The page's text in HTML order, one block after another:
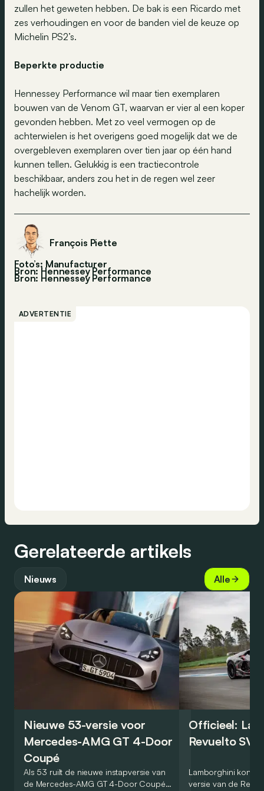
zullen het geweten hebben. De bak is een Ricardo met
zes verhoudingen en voor de banden viel de keuze op
Michelin PS2’s.
Beperkte productie
Hennessey Performance wil maar tien exemplaren
bouwen van de Venom GT, waarvan er vier al een koper
gevonden hebben. Met zo veel vermogen op de
achterwielen is het overigens goed mogelijk dat we de
overgebleven exemplaren over tien jaar op één hand
kunnen tellen. Gelukkig is een tractiecontrole
beschikbaar, anders zou het in de regen wel zeer
hachelijk worden.
François Piette
Foto’s: Manufacturer
Bron: Hennessey Performance
Bron: Hennessey Performance
ADVERTENTIE
Gerelateerde artikels
Nieuws Alle
Nieuwe 53-versie voor
Mercedes-AMG GT 4-Door
Coupé
Als 53 ruilt de nieuwe instapversie van
de Mercedes-AMG GT 4-Door Coupé
Officieel:
Revuelto SV
Lamborghini
versie van de